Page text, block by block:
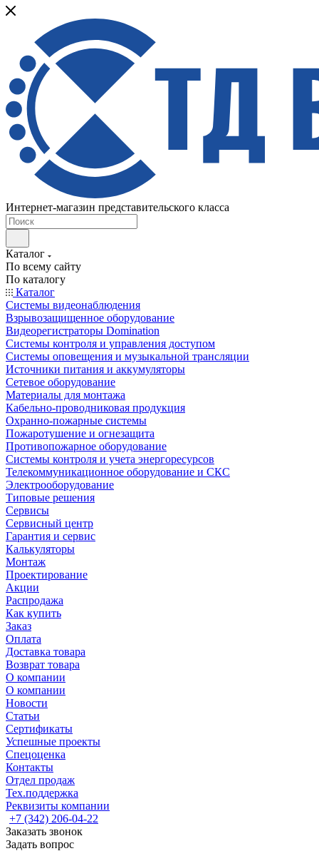
Интернет-магазин представительского класса
Каталог
По всему сайту
По каталогу
Каталог
Системы видеонаблюдения
Взрывозащищенное оборудование
Видеорегистраторы Domination
Системы контроля и управления доступом
Системы оповещения и музыкальной трансляции
Источники питания и аккумуляторы
Сетевое оборудование
Материалы для монтажа
Кабельно-проводниковая продукция
Охранно-пожарные системы
Пожаротушение и огнезащита
Противопожарное оборудование
Системы контроля и учета энергоресурсов
Телекоммуникационное оборудование и СКС
Электрооборудование
Типовые решения
Сервисы
Сервисный центр
Гарантия и сервис
Калькуляторы
Монтаж
Проектирование
Акции
Распродажа
Как купить
Заказ
Оплата
Доставка товара
Возврат товара
О компании
О компании
Новости
Статьи
Сертификаты
Успешные проекты
Спецоценка
Контакты
Отдел продаж
Тех.поддержка
Реквизиты компании
+7 (342) 206-04-22
Заказать звонок
Задать вопрос